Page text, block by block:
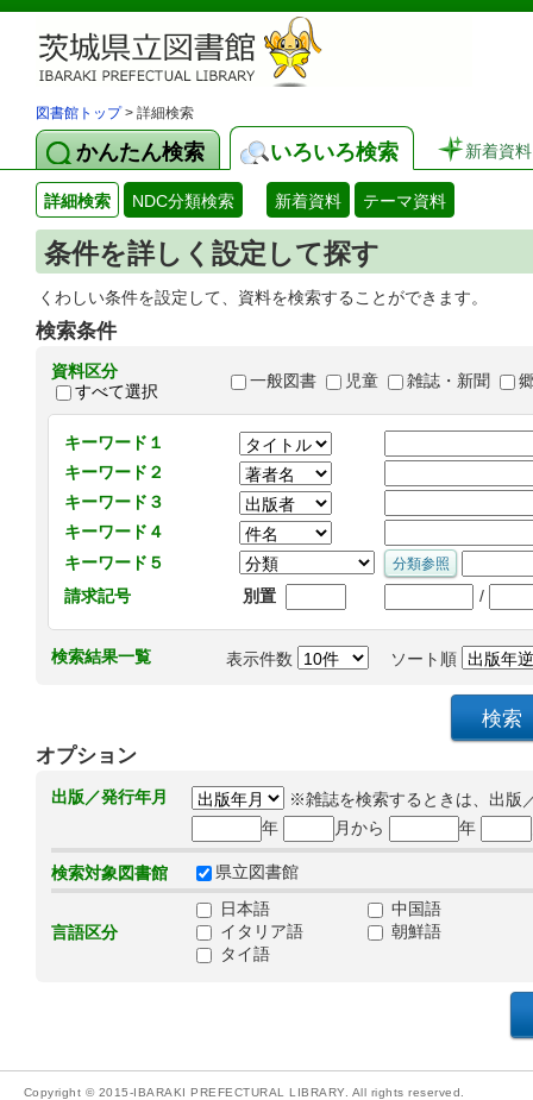
図書館トップ> 詳細検索
かんたん検索 いろいろ検索 新着資料
詳細検索 NDC分類検索 新着資料 テーマ資料
条件を詳しく設定して探す
くわしい条件を設定して、資料を検索することができます。
検索条件
資料区分
すべて選択
一般図書 児童 雑誌・新聞
キーワード１
キーワード２
キーワード３
キーワード４
キーワード５
請求記号
別置 /
検索結果一覧 表示件数 ソート順
オプション
出版／発行年月
※雑誌を検索するときは、出版
年
月から 年
検索対象図書館 県立図書館
言語区分
日本語
中国語
イタリア語
朝鮮語
タイ語
Copyright © 2015-IBARAKI PREFECTURAL LIBRARY. All rights reserved.